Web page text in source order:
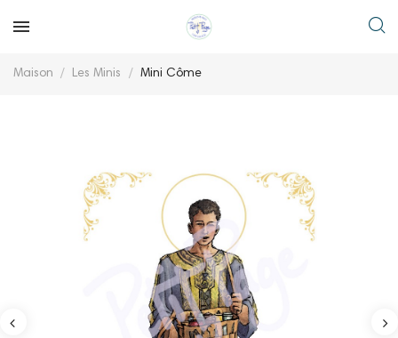
Maison Les Minis Mini Côme